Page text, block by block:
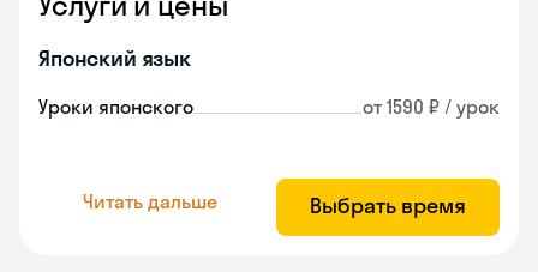
Японский язык
Уроки японского от 1590 ₽ / урок
Читать дальше Выбрать время